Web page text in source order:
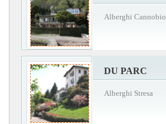
Alberghi Cannobio
DU PARC
Alberghi Stresa